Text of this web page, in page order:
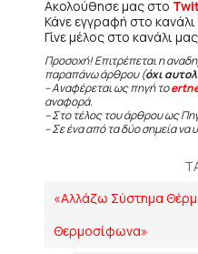
Ακολούθησε μας στο
Κάνε εγγραφή στο
Γίνε μέλος στο κανάλι
Προσοχή! Επιτρέπεται η
παραπάνω άρθρου (όχι
– Αναφέρεται ως πηγή το
αναφορά.
– Στο τέλος του άρθρου ως
– Σε ένα από τα δύο σημεία να
«Αλλάζω Σύστημα
Θερμοσίφωνα»